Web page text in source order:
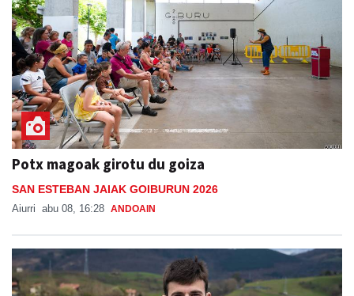
Potx magoak girotu du goiza
SAN ESTEBAN JAIAK GOIBURUN 2026
Aiurri abu 08, 16:28 ANDOAIN